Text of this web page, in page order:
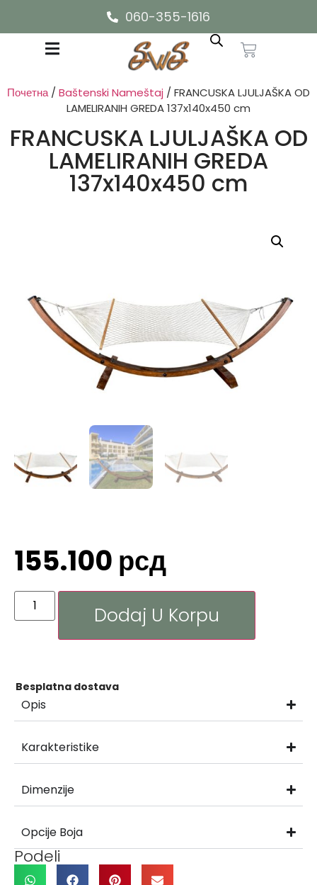
060-355-1616
Почетна/Baštenski Nameštaj / FRANCUSKA LJULJAŠKA OD
LAMELIRANIH GREDA 137x140x450 cm
FRANCUSKA LJULJAŠKA OD
LAMELIRANIH GREDA
137x140x450 cm
155.100 рсд
Dodaj U Korpu
Besplatna dostava
Opis
Karakteristike
Dimenzije
Opcije Boja
Podeli